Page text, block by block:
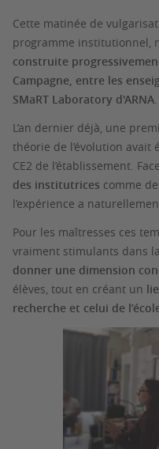
Cette matinée de
programme institutionnel,
construite
Campagne, entre les
SMaRT Laboratory d'ARNA.
L’an dernier déjà, une
théorie de l’évolution avait
CE2 de l’établissement.
des institutrices comme
l’expérience a
Pour les maîtresses ces
vraiment stimulants dans
donner une dimension
élèves, tout en créant un
recherche et celui de